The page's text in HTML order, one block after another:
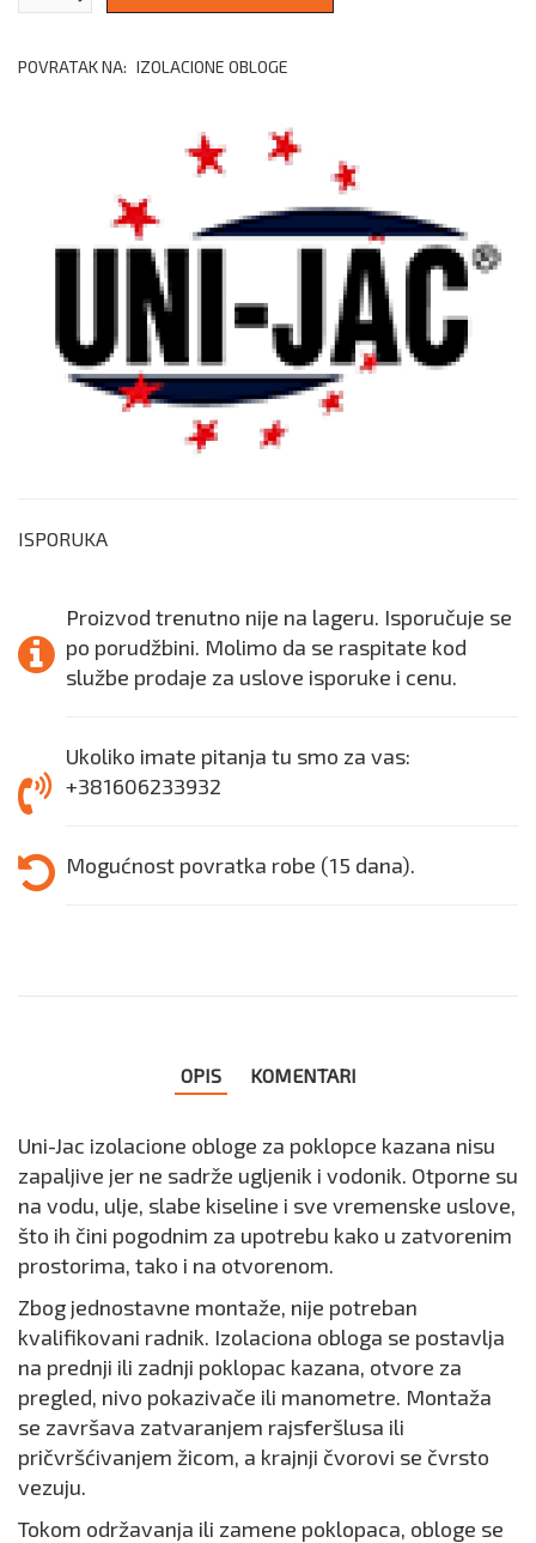
POVRATAK NA: IZOLACIONE OBLOGE
ISPORUKA
Proizvod trenutno nije na lageru. Isporučuje se
po porudžbini. Molimo da se raspitate kod
službe prodaje za uslove isporuke i cenu.
Ukoliko imate pitanja tu smo za vas:
+381606233932
Mogućnost povratka robe (15 dana).
OPIS KOMENTARI
Uni-Jac izolacione obloge za poklopce kazana nisu
zapaljive jer ne sadrže ugljenik i vodonik. Otporne su
na vodu, ulje, slabe kiseline i sve vremenske uslove,
što ih čini pogodnim za upotrebu kako u zatvorenim
prostorima, tako i na otvorenom.
Zbog jednostavne montaže, nije potreban
kvalifikovani radnik. Izolaciona obloga se postavlja
na prednji ili zadnji poklopac kazana, otvore za
pregled, nivo pokazivače ili manometre. Montaža
se završava zatvaranjem rajsferšlusa ili
pričvršćivanjem žicom, a krajnji čvorovi se čvrsto
vezuju.
Tokom održavanja ili zamene poklopaca, obloge se